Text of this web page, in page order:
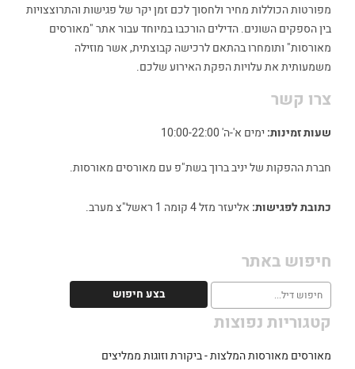
מפורטות הכוללות מחיר ולחסוך לכם זמן יקר של פגישות והתרוצצויות
בין הספקים השונים. הדילים הורכבו במיוחד עבור אתר "מאורסים
מאורסות" ותומחרו בהתאם לרכישה קבוצתית, אשר מוזילה
משמעותית את עלויות הפקת האירוע שלכם.
צרו קשר
שעות זמינות: ימים א'-ה' 10:00-22:00
חברת ההפקות של יניב ברוך בשת"פ עם מאורסים מאורסות.
כתובת לפגישות: אליעזר מזל 4 קומה 1 ראשל"צ מערב.
חיפוש באתר
קטגוריות נפוצות
מאורסים מאורסות המלצות - ביקורת וזוגות ממליצים